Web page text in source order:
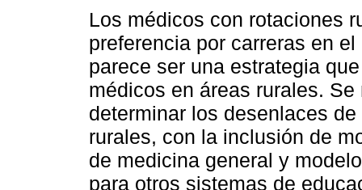
Los médicos con rotaciones
preferencia por carreras en
parece ser una estrategia
médicos en áreas rurales.
determinar los desenlaces
rurales, con la inclusión de
de medicina general y
para otros sistemas de